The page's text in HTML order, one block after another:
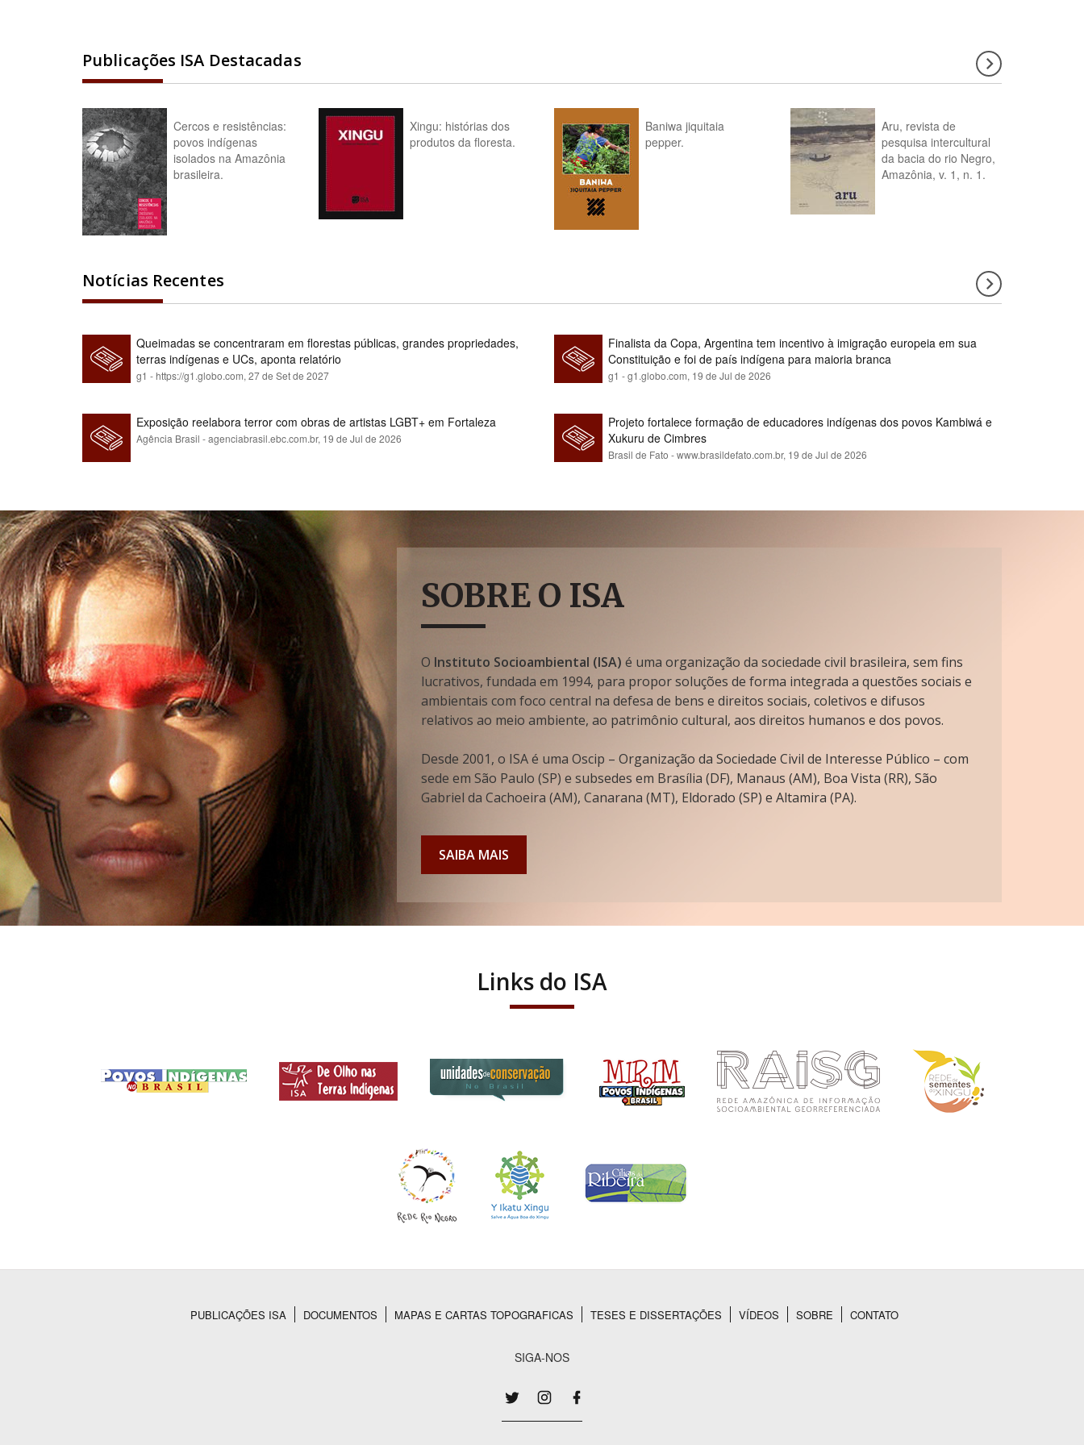
Publicações ISA Destacadas
Cercos e resistências:
povos indígenas
isolados na Amazônia
brasileira.
Xingu: histórias dos
produtos da floresta.
Baniwa jiquitaia
pepper.
Aru, revista de
pesquisa intercultural
da bacia do rio Negro,
Amazônia, v. 1, n. 1.
Notícias Recentes
Queimadas se concentraram em florestas públicas, grandes propriedades,
terras indígenas e UCs, aponta relatório
g1 - https://g1.globo.com, 27 de Set de 2027
Finalista da Copa, Argentina tem incentivo à imigração europeia em sua
Constituição e foi de país indígena para maioria branca
g1 - g1.globo.com, 19 de Jul de 2026
Exposição reelabora terror com obras de artistas LGBT+ em Fortaleza
Agência Brasil - agenciabrasil.ebc.com.br, 19 de Jul de 2026
Projeto fortalece formação de educadores indígenas dos povos Kambiwá e
Xukuru de Cimbres
Brasil de Fato - www.brasildefato.com.br, 19 de Jul de 2026
SOBRE O ISA
O Instituto Socioambiental (ISA) é uma organização da sociedade civil brasileira, sem fins
lucrativos, fundada em 1994, para propor soluções de forma integrada a questões sociais e
ambientais com foco central na defesa de bens e direitos sociais, coletivos e difusos
relativos ao meio ambiente, ao patrimônio cultural, aos direitos humanos e dos povos.
Desde 2001, o ISA é uma Oscip – Organização da Sociedade Civil de Interesse Público – com
sede em São Paulo (SP) e subsedes em Brasília (DF), Manaus (AM), Boa Vista (RR), São
Gabriel da Cachoeira (AM), Canarana (MT), Eldorado (SP) e Altamira (PA).
SAIBA MAIS
Links do ISA
PUBLICAÇÕES ISA DOCUMENTOS MAPAS E CARTAS TOPOGRAFICAS TESES E DISSERTAÇÕES VÍDEOS SOBRE CONTATO
SIGA-NOS